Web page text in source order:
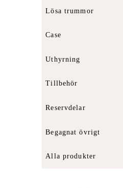
Lösa trummor
Case
Uthyrning
Tillbehör
Reservdelar
Begagnat övrigt
Alla produkter